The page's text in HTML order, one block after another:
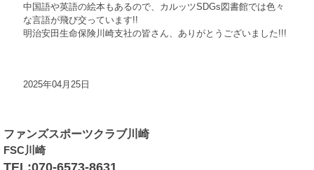
中国語や英語の絵本もあるので、カルッツSDGs図書館では色々
な言語が飛び交っています!!
明治安田生命保険川崎支社の皆さん、ありがとうございました!!!
2025年04月25日
ファンズスポーツクラブ川崎
FSC川崎